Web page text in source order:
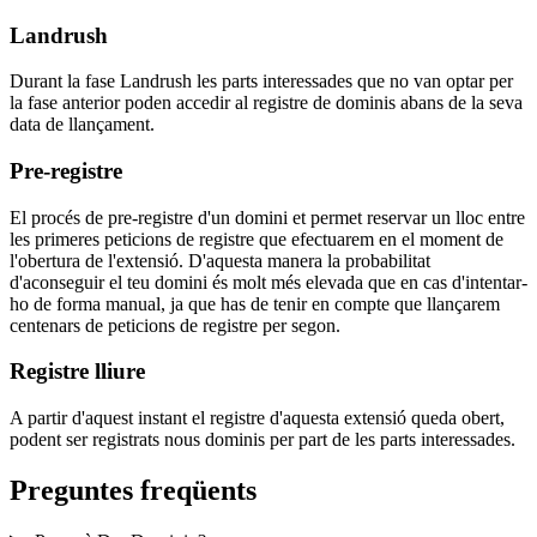
Landrush
Durant la fase Landrush les parts interessades que no van optar per
la fase anterior poden accedir al registre de dominis abans de la seva
data de llançament.
Pre-registre
El procés de pre-registre d'un domini et permet reservar un lloc entre
les primeres peticions de registre que efectuarem en el moment de
l'obertura de l'extensió. D'aquesta manera la probabilitat
d'aconseguir el teu domini és molt més elevada que en cas d'intentar-
ho de forma manual, ja que has de tenir en compte que llançarem
centenars de peticions de registre per segon.
Registre lliure
A partir d'aquest instant el registre d'aquesta extensió queda obert,
podent ser registrats nous dominis per part de les parts interessades.
Preguntes freqüents